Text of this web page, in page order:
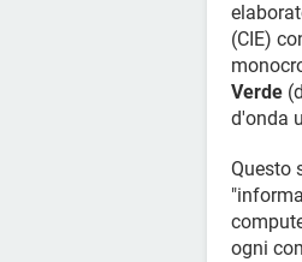
(CIE)
Verde
d'onda
Questo
ogni